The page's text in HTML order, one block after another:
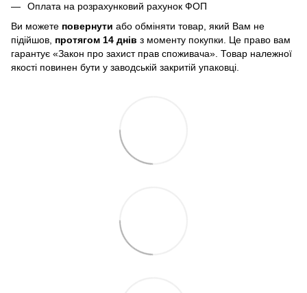
Оплата на розрахунковий рахунок ФОП
Ви можете повернути або обміняти товар, який Вам не
підійшов, протягом 14 днів з моменту покупки. Це право вам
гарантує «Закон про захист прав споживача». Товар належної
якості повинен бути у заводській закритій упаковці.